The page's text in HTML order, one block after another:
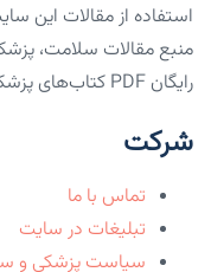
استفاده از مقالات این
منبع مقالات سلامت،
رایگان PDF کتاب‌های پزشکی.
شرکت
تماس با ما
تبلیغات در سایت
سیاست پزشکی و